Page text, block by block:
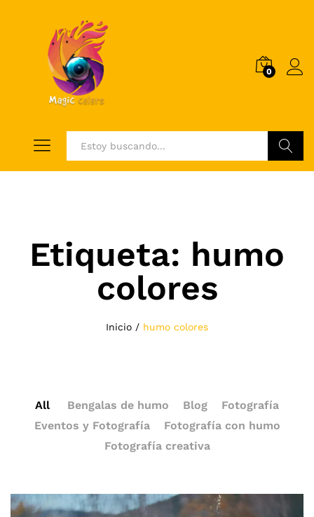
0
Etiqueta: humo
colores
Inicio / humo colores
All Bengalas de humo Blog
Fotografía
Eventos y Fotografía
Fotografía con humo
Fotografía creativa